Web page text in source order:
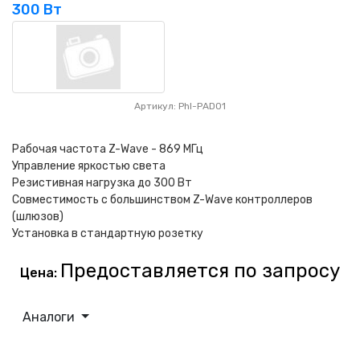
300 Вт
Артикул: Phl-PAD01
Рабочая частота Z-Wave - 869 MГц
Управление яркостью света
Резистивная нагрузка до 300 Вт
Совместимость с большинством Z-Wave контроллеров
(шлюзов)
Установка в стандартную розетку
Цена: Предоставляется по запросу
Аналоги